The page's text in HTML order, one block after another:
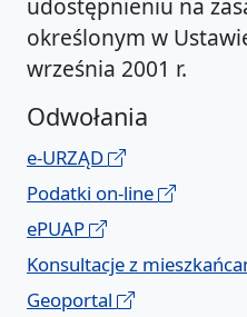
udostępnieniu na
określonym w
września 2001 r.
Odwołania
e-URZĄD
Podatki on-line
ePUAP
Konsultacje z
Geoportal